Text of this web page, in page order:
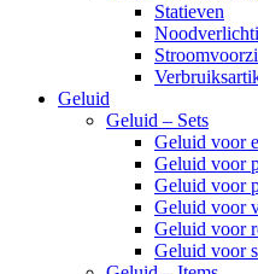
Statieven
Geluid
Geluid – Sets
Geluid voor
Geluid voor
Geluid voor
Geluid voor
Geluid voor
Geluid voor